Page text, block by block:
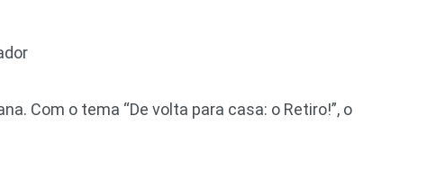
Com o tema “De volta para casa: o Retiro!”, o